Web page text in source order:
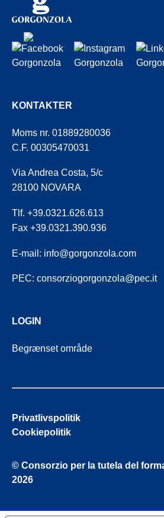
KONTAKTER
Moms nr. 01889280036
C.F. 00305470031
Via Andrea Costa, 5/c
28100 NOVARA
Tlf. +39.0321.626.613
Fax +39.0321.390.936
E-mail: info@gorgonzola.com
PEC: consorziogorgonzola@pec.it
LOGIN
Begrænset område
Privatlivspolitik
Cookiepolitik
© Consorzio per la tutela del
2026